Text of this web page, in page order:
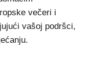
večeri i
vašoj podršci,